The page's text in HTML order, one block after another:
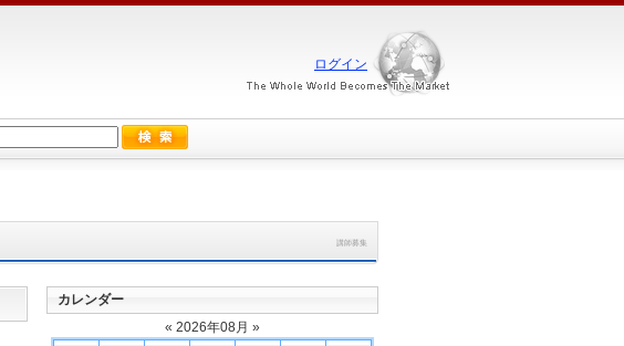
講師募集
カレンダー
« 2026年08月 »
ログイン